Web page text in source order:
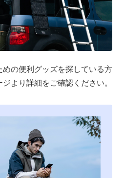
の便利グッズを探している方
より詳細をご確認ください。